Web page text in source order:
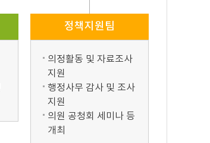
정책지원팀
의정활동 및 자료조사
지원
행정사무 감사 및 조사
지원
의원 공청회 세미나 등
개최